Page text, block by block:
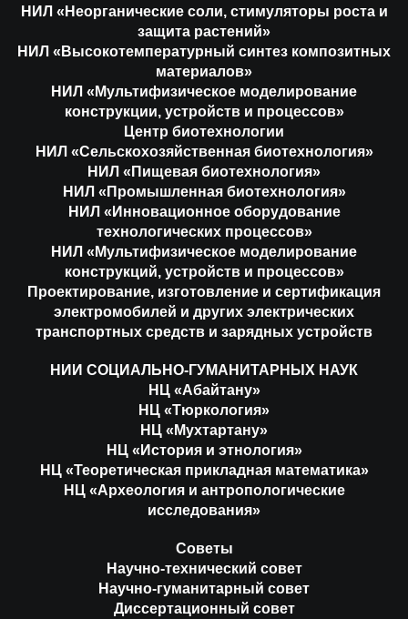
НИЛ «Неорганические соли, стимуляторы роста и
защита растений»
НИЛ «Высокотемпературный синтез композитных
материалов»
НИЛ «Мультифизическое моделирование
конструкции, устройств и процессов»
Центр биотехнологии
НИЛ «Сельскохозяйственная биотехнология»
НИЛ «Пищевая биотехнология»
НИЛ «Промышленная биотехнология»
НИЛ «Инновационное оборудование
технологических процессов»
НИЛ «Мультифизическое моделирование
конструкций, устройств и процессов»
Проектирование, изготовление и сертификация
электромобилей и других электрических
транспортных средств и зарядных устройств
НИИ СОЦИАЛЬНО-ГУМАНИТАРНЫХ НАУК
НЦ «Абайтану»
НЦ «Тюркология»
НЦ «Мухтартану»
НЦ «История и этнология»
НЦ «Теоретическая прикладная математика»
НЦ «Археология и антропологические
исследования»
Советы
Научно-технический совет
Научно-гуманитарный совет
Диссертационный совет